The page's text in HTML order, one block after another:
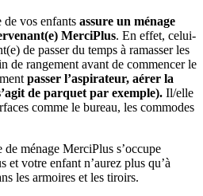
de vos enfants assure un ménage
MerciPlus. En effet, celui-
de passer du temps à ramasser les
de rangement avant de commencer le
passer l’aspirateur, aérer la
de parquet par exemple). Il/elle
comme le bureau, les commodes
ménage MerciPlus s’occupe
et votre enfant n’aurez plus qu’à
les armoires et les tiroirs.